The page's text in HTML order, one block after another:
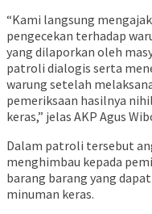
“Kami langsung
pengecekan terhadap
yang dilaporkan oleh
patroli dialogis serta
warung setelah
pemeriksaan hasilnya
keras,” jelas AKP Agus
Dalam patroli tersebut
menghimbau kepada
barang barang yang
minuman keras.